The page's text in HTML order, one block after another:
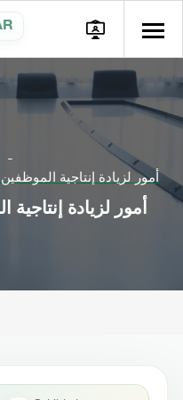
5 أمور لزيادة إنتاجية